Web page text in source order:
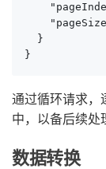
  }
}
通过循环请求，
中，以备后续处
数据转换